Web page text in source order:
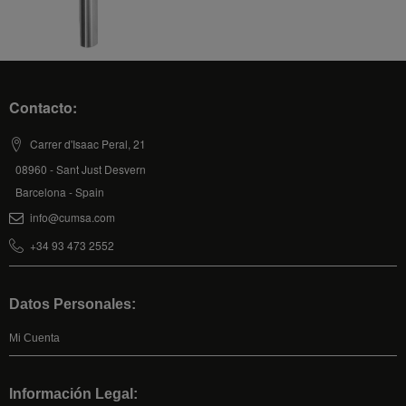
Contacto:
Carrer d'Isaac Peral, 21
08960 - Sant Just Desvern
Barcelona - Spain
info@cumsa.com
+34 93 473 2552
Datos Personales:
Mi Cuenta
Información Legal: